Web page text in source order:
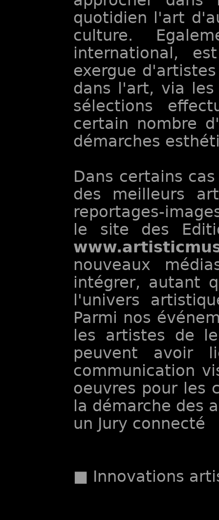
quotidien l'art
culture.
international,
exergue
dans l'art, via les
sélections
certain nombre
démarches
Dans certains
des meilleurs
reportages-
le site des
nouveaux
intégrer, autant
l'univers
Parmi nos
les artistes de
peuvent avoir
communication
oeuvres pour les
la démarche des
un Jury connecté
■ Innovations